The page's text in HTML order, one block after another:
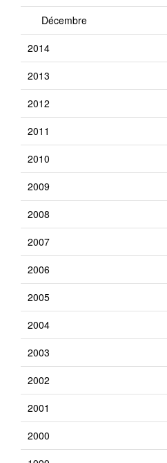
Décembre
2014
2013
2012
2011
2010
2009
2008
2007
2006
2005
2004
2003
2002
2001
2000